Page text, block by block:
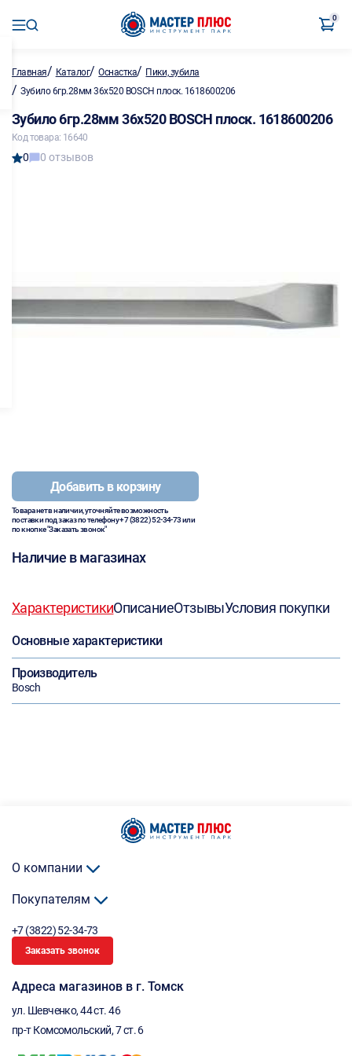
0
Главная/ Каталог/Оснастка/ Пики, зубила
/ Зубило 6гр.28мм 36х520 BOSCH плоск. 1618600206
Зубило 6гр.28мм 36х520 BOSCH плоск. 1618600206
Код товара: 16640
0 0 отзывов
Добавить в корзину
Товара нет в наличии, уточняйте возможность
поставки под заказ по телефону+7 (3822) 52-34-73или
по кнопке "Заказать звонок"
Наличие в магазинах
ХарактеристикиОписаниеОтзывыУсловия покупки
Основные характеристики
Производитель
Bosch
О компании
Покупателям
+7 (3822) 52-34-73
Заказать звонок
Адреса магазинов в г. Томск
ул. Шевченко, 44 ст. 46
пр-т Комсомольский, 7 ст. 6